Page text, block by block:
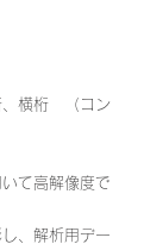
横桁　（コン
て高解像度で
、解析用デー